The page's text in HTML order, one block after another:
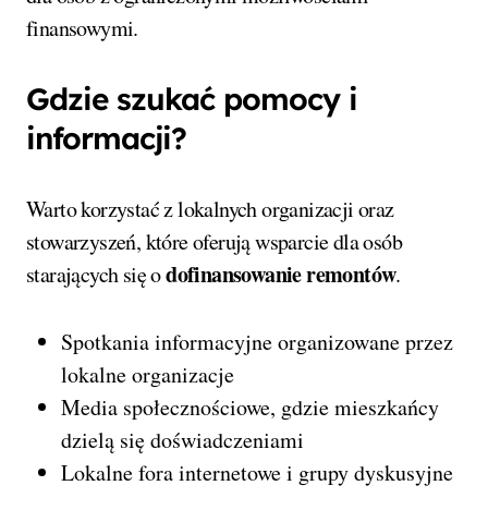
finansowymi.
Gdzie szukać pomocy i
informacji?
Warto korzystać z lokalnych organizacji oraz
stowarzyszeń, które oferują wsparcie dla osób
starających się odofinansowanie remontów.
Spotkania informacyjne organizowane przez
lokalne organizacje
Media społecznościowe, gdzie mieszkańcy
dzielą się doświadczeniami
Lokalne fora internetowe i grupy dyskusyjne